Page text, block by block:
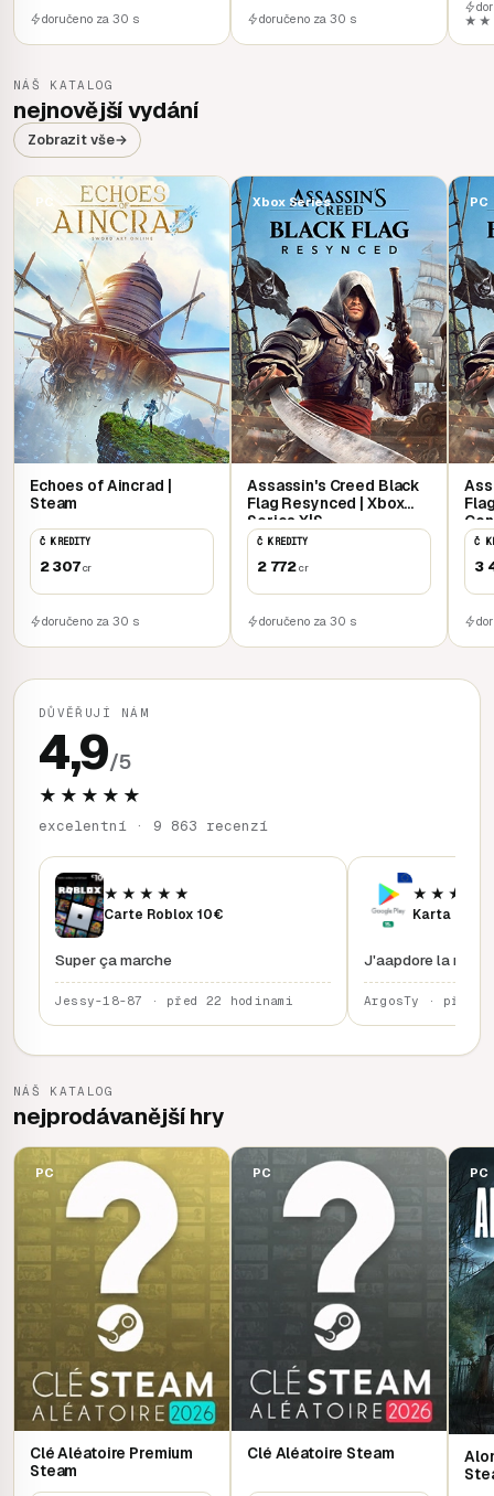
doručeno za 30 s doručeno za 30 s
NÁŠ KATALOG
nejnovější vydání
Zobrazit vše→
PC
Echoes of Aincrad |
Steam
Č KREDITY
2 307cr
doručeno za 30 s
Xbox Series
Assassin's Creed Black
Flag Resynced | Xbox
Series X|S
Č KREDITY
2 772cr
doručeno za 30 s
PC
Č
3
DŮVĚŘUJÍ NÁM
4,9/5
★★★★★
excelentní · 9 863 recenzí
★★★★★
Carte Roblox 10€
Super ça marche
Jessy-18-87 · před 22 hodinami
Karta
J'aapdore la
ArgosTy · před 1
NÁŠ KATALOG
nejprodávanější hry
PC
Clé Aléatoire Premium
Steam
PC
Clé Aléatoire Steam
PC